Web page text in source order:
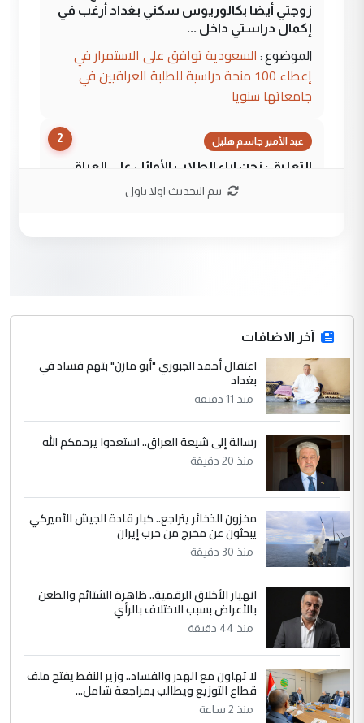
زوجتي أيضا بكالوريوس سكني بغداد أرغب في
إكمال دراستي داخل ...
الموضوع : السعودية توافق على الاستمرار في
إعطاء 100 منحة دراسية للطلبة العراقيين في
جامعاتها سنويا
2 عبد الأمير جاسم هليل
التعليق : نحن اباء الطلاب الأوائل على العراق
نتشرف بلقاء السيد احمد الصافي في العتبات
التعليق : قرار مستعجل جدا ولامصلحة فيه
للوزاره ولا للمواطن القرار الصائب يكون بعد
الاستماع للمدير ومغرفة ...
الموضوع :
وزير الصحة يعفي مدير مستشفى الكرخ
العام في بغداد
4 سردار
التعليق : واحد من عصابة علي ماما يسقط
جنسية الرافد الثالث للعراق ومن اصول عريقة
ابا فرات ...
الموضوع :
الجواهري يرد على صدام حسين سل
مضجعيك يابن الزنا (نص كامل)
5 سردار
التعليق : واحد من عصابة علي ماما يسقط
جنسية الرافد الثالث للعراق ومن اصول عريقة
الموضوع :
الجواهري يرد على صدام حسين سل
مضجعيك يابن الزنا (نص كامل)
يتم التحديث اولا باول
آخر الاضافات
اعتقال أحمد الجبوري "أبو مازن" بتهم فساد في
بغداد
منذ 11 دقيقة
رسالة إلى شيعة العراق.. استعدوا يرحمكم الله
منذ 20 دقيقة
مخزون الذخائر يتراجع.. كبار قادة الجيش الأميركي
يبحثون عن مخرج من حرب إيران
منذ 30 دقيقة
انهيار الأخلاق الرقمية.. ظاهرة الشتائم والطعن
بالأعراض بسبب الاختلاف بالرأي
منذ 44 دقيقة
لا تهاون مع الهدر والفساد.. وزير النفط يفتح ملف
قطاع التوزيع ويطالب بمراجعة شامل...
منذ 2 ساعة